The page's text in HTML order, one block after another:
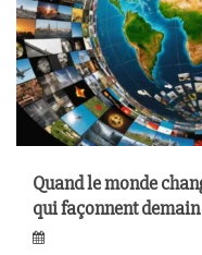
Quand le monde
qui façonnent demain